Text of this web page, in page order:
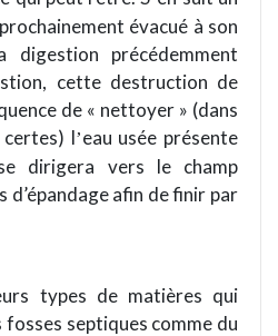
évacué à son
précédemment
cette destruction de
de « nettoyer » (dans
certes) l’eau usée présente
dirigera vers le champ
d’épandage afin de finir par
types de matières qui
septiques comme du